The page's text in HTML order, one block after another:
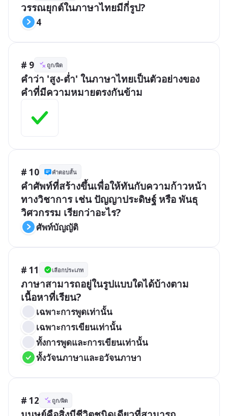
วรรณยุกต์ในภาษาไทยมีกี่รูป?
4
# 9 ถูก/ผิด
คำว่า 'สูง-ต่ำ' ในภาษาไทยเป็นตัวอย่างของ
คำที่มีความหมายตรงกันข้าม
# 10 คำตอบสั้น
คำศัพท์ที่สร้างขึ้นเพื่อให้ทันกับความก้าวหน้า
ทางวิชาการ เช่น ปัญญาประดิษฐ์ หรือ พันธุ
วิศวกรรม เรียกว่าอะไร?
ศัพท์บัญญัติ
# 11 เลือกประเภท
ภาษาสามารถอยู่ในรูปแบบใดได้บ้างตาม
เนื้อหาที่เรียน?
เฉพาะการพูดเท่านั้น
เฉพาะการเขียนเท่านั้น
ทั้งการพูดและการเขียนเท่านั้น
ทั้งวัจนภาษาและอวัจนภาษา
# 12 ถูก/ผิด